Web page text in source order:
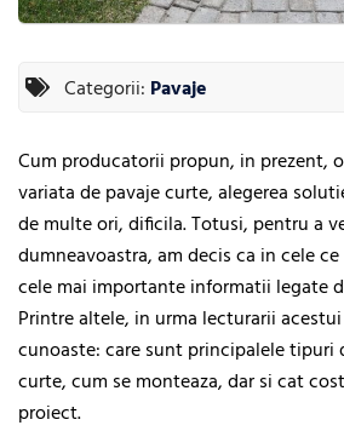
Categorii: Pavaje
Cum producatorii propun, in prezent,
variata de pavaje curte, alegerea
de multe ori, dificila. Totusi, pentru a
dumneavoastra, am decis ca in cele
cele mai importante informatii legate
Printre altele, in urma lecturarii
cunoaste: care sunt principalele tipuri
curte, cum se monteaza, dar si cat
proiect.